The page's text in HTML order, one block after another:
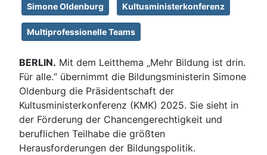
Simone Oldenburg Kultusministerkonferenz
Multiprofessionelle Teams
BERLIN. Mit dem Leitthema „Mehr Bildung ist drin.
Für alle.“ übernimmt die Bildungsministerin Simone
Oldenburg die Präsidentschaft der
Kultusministerkonferenz (KMK) 2025. Sie sieht in
der Förderung der Chancengerechtigkeit und
beruflichen Teilhabe die größten
Herausforderungen der Bildungspolitik.